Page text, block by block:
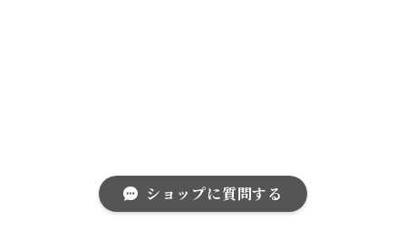
ショップに質問する